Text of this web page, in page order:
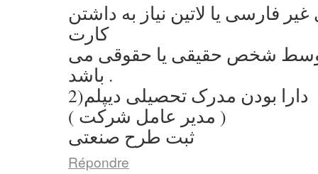
فارسی یا لاتین نیاز به داشتن
کارت
توسط شخص حقیقی یا حقوقی می
باشد .
2)دارا بودن مدرک تحصیلی دیپلم
( مدیر عامل شرکت )
ثبت طرح صنعتی
Répondre